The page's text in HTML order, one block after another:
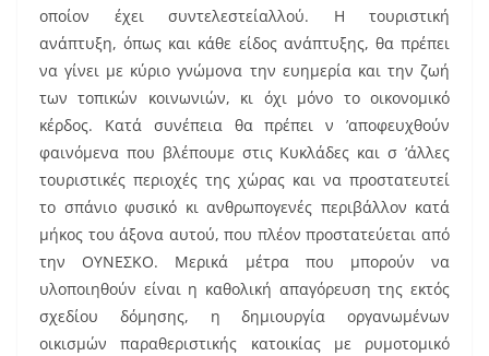
οποίον έχει συντελεστείαλλού. Η τουριστική
ανάπτυξη, όπως και κάθε είδος ανάπτυξης, θα πρέπει
να γίνει με κύριο γνώμονα την ευημερία και την ζωή
των τοπικών κοινωνιών, κι όχι μόνο το οικονομικό
κέρδος. Κατά συνέπεια θα πρέπει ν ’αποφευχθούν
φαινόμενα που βλέπουμε στις Κυκλάδες και σ ’άλλες
τουριστικές περιοχές της χώρας και να προστατευτεί
το σπάνιο φυσικό κι ανθρωπογενές περιβάλλον κατά
μήκος του άξονα αυτού, που πλέον προστατεύεται από
την ΟΥΝΕΣΚΟ. Μερικά μέτρα που μπορούν να
υλοποιηθούν είναι η καθολική απαγόρευση της εκτός
σχεδίου δόμησης, η δημιουργία οργανωμένων
οικισμών παραθεριστικής κατοικίας με ρυμοτομικό